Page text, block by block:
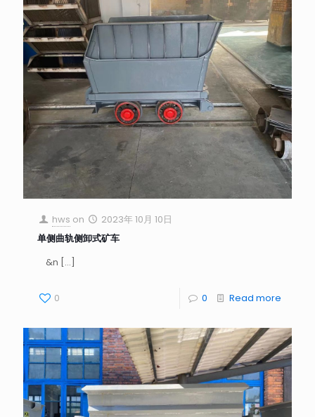
hws on
2023年 10月 10日
单侧曲轨侧卸式矿车
&n […]
0 0 Read more